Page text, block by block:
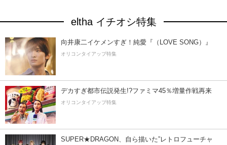
eltha イチオシ特集
向井康二イケメンすぎ！純愛『（LOVE SONG）』
オリコンタイアップ特集
デカすぎ都市伝説発生!?ファミマ45％増量作戦再来
オリコンタイアップ特集
SUPER★DRAGON、自ら描いた”レトロフューチャ